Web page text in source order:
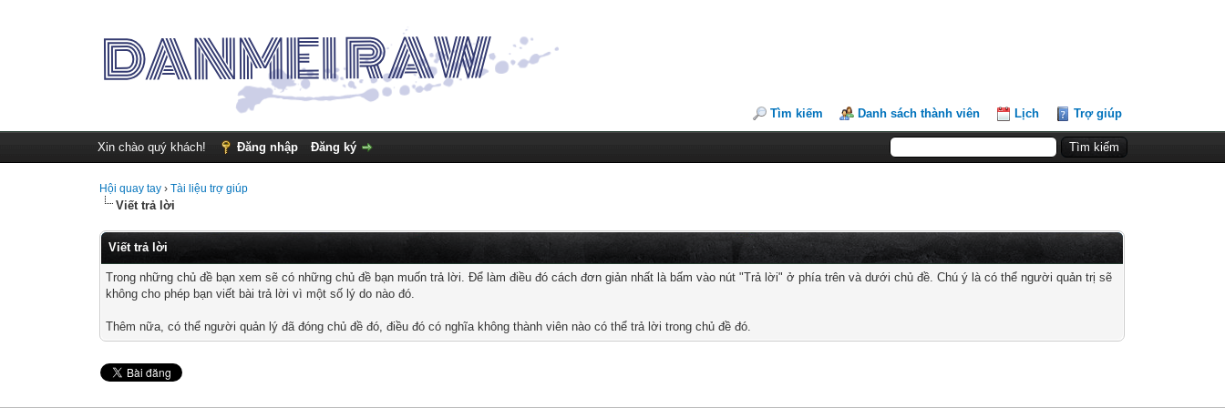
Tìm kiếm Danh sách thành viên Lịch Trợ giúp
Xin chào quý khách! Đăng nhập Đăng ký
Hội quay tay ›Tài liệu trợ giúp
Viết trả lời
Viết trả lời
Trong những chủ đề bạn xem sẽ có những chủ đề bạn muốn trả lời. Để làm điều đó cách đơn giản nhất là bấm vào nút "Trả lời" ở phía trên và dưới chủ đề. Chú ý là có thể người quản trị sẽ
không cho phép bạn viết bài trả lời vì một số lý do nào đó.
Thêm nữa, có thể người quản lý đã đóng chủ đề đó, điều đó có nghĩa không thành viên nào có thể trả lời trong chủ đề đó.